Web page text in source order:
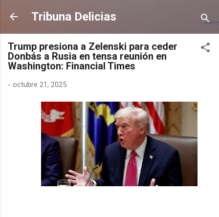
Ir al contenido principal
Tribuna Delicias
Trump presiona a Zelenski para ceder
Donbás a Rusia en tensa reunión en
Washington: Financial Times
- octubre 21, 2025